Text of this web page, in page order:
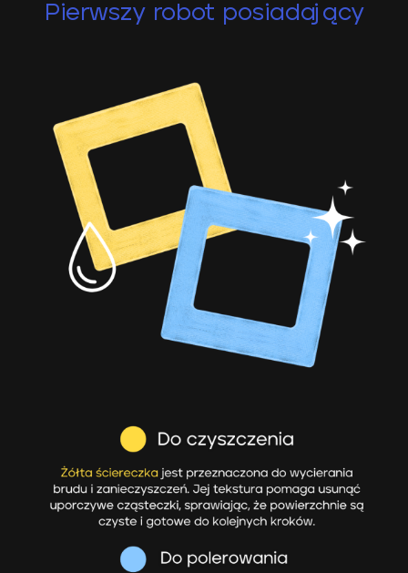
Pierwszy robot posiadający